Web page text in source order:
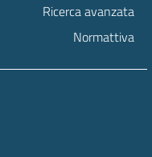
Ricerca avanzata
Normattiva